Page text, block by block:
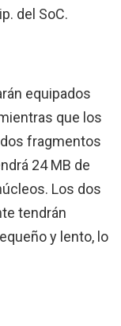
del SoC.
equipados
que los
fragmentos
24 MB de
Los dos
tendrán
y lento, lo